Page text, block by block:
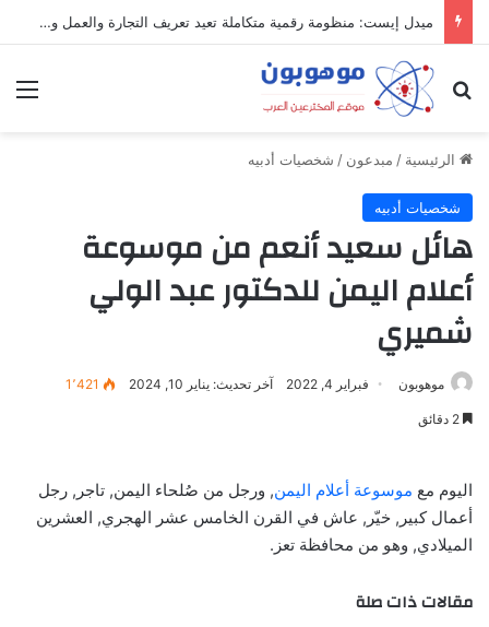
ميدل إيست: منظومة رقمية متكاملة تعيد تعريف التجارة والعمل والتواصل في مكان واحد
بحث عن
الرئيسية / مبدعون / شخصيات أدبيه
شخصيات أدبيه
هائل سعيد أنعم من موسوعة
أعلام اليمن للدكتور عبد الولي
شميري
موهوبون فبراير 4, 2022 آخر تحديث: يناير 10, 2024 1٬421
اليوم مع موسوعة أعلام اليمن, ورجل من صُلحاء اليمن, تاجر, رجل
أعمال كبير, خيّر, عاش في القرن الخامس عشر الهجري, العشرين
الميلادي, وهو من محافظة تعز.
مقالات ذات صلة